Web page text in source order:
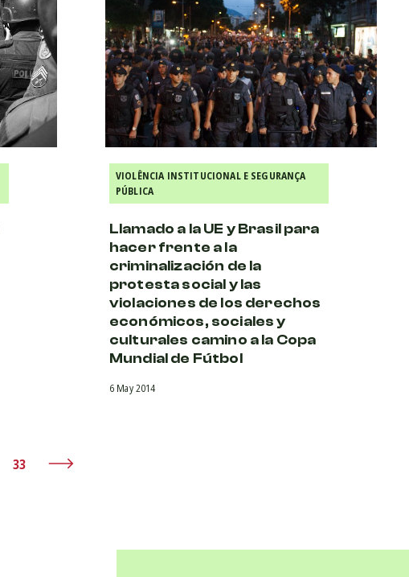
VIOLÊNCIA INSTITUCIONAL E SEGURANÇA
PÚBLICA
Llamado a la UE y Brasil para
hacer frente a la
criminalización de la
protesta social y las
violaciones de los derechos
económicos, sociales y
culturales camino a la Copa
Mundial de Fútbol
6 May 2014
33